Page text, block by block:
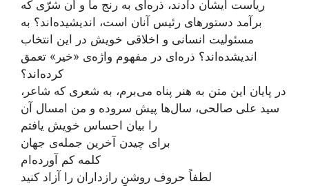
ریاست ایشان دادند، ذره‌ای به رنج ما و آن شرّی که
برآمد دستورهای رئیس آنان است، اندیشیده‌اند؟ به
مسئولیت انسانی و اخلاقی خویش در این انتخاب
اندیشده‌اند؟ ذره‌ای در مفهوم واژه‌ی «خیر» تعمق
کرده‌اند؟
در پایان این متن به هنر پناه می‌برم، به شعری که شاعر،
سید علی صالحی، سال‌ها پیش سروده و من امسال آن
را بیان احساس خویش یافتم
برای چیدن آخرین جمله‌ی جهان
کلمه کم آورده‌ام
لطفاً حروف روشن‌ِ‌ِ رازداران را آزاد کنید